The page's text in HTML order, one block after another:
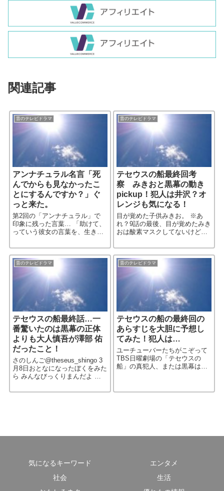
関連記事
昔のテレビドラマ
アンナチュラル名言「死
んでからも見なかったこ
とにするんですか？」ぐ
っと来た。
第2回の「アンナチュラル」で
印象に残った言葉… 「助けて、
っていう彼女の言葉を、生きて
からも見なかったことにするん
ですか？」 カンドーした。
昔のテレビドラマ
テセウスの船最終回考
察 みきおと黒幕の動き
pickup！犯人は井沢？オ
レンジも気になる！
目が覚めた子供みきお。 ※あ
れ？9話の最後、目が覚めたみき
おは酸素マスクしてないけど、
覚めたみきおは酸素マスクして
るぞ？ 彼は、この後どうするの
だろう？ 考えられるのは２つ
［…続きを読む］
昔のテレビドラマ
テセウスの船最終話…一
番驚いたのは黒幕の正体
よりも大人慎吾が澤部 佑
だったこと！
さのしんご@theseus_shingo 3
月8日おとなになったぼくをみた
ら みんなびっくりまんだよ 大
ん、ぶっ飛んだ！ でも妙に納得
昔のテレビドラマ
テセウスの船の最終回の
あらすじを大胆に予想し
てみた！犯人は…
ユーチューバーたちがこぞって
TBS日曜劇場の「テセウスの
船」の真犯人、または黒幕は誰
で、自分なりの考察をまとめて
気になるキーワード
エンタメ
社会
生活